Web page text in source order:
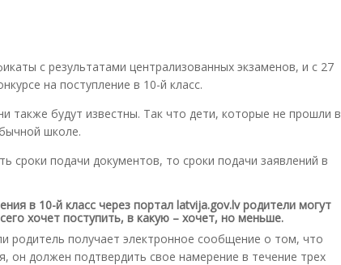
с результатами централизованных экзаменов, и с 27
на поступление в 10-й класс.
также будут известны. Так что дети, которые не прошли в
школе.
сроки подачи документов, то сроки подачи заявлений в
в 10-й класс через портал latvija.gov.lv родители могут
хочет поступить, в какую – хочет, но меньше.
родитель получает электронное сообщение о том, что
он должен подтвердить свое намерение в течение трех